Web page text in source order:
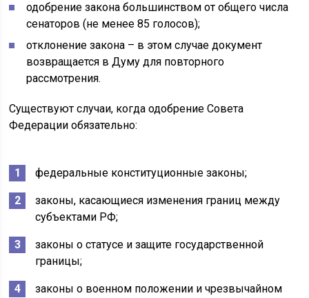
одобрение закона большинством от общего числа
сенаторов (не менее 85 голосов);
отклонение закона – в этом случае документ
возвращается в Думу для повторного
рассмотрения.
Существуют случаи, когда одобрение Совета
Федерации обязательно:
федеральные конституционные законы;
законы, касающиеся изменения границ между
субъектами РФ;
законы о статусе и защите государственной
границы;
законы о военном положении и чрезвычайном